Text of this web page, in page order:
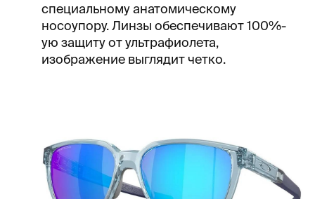
специальному анатомическому
носоупору. Линзы обеспечивают 100%-
ую защиту от ультрафиолета,
изображение выглядит четко.